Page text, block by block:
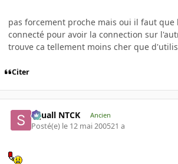
pas forcement proche mais oui il faut que
connecté pour avoir la connection sur
trouve ca tellement moins cher que
Citer
Squall NTCK Ancien
Posté(e) le 12 mai 200521 a